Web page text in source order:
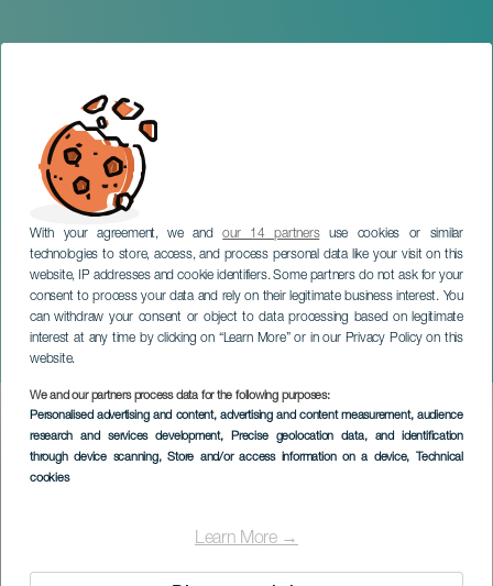
With your agreement, we andour 14 partnersuse cookies or similar
technologies to store, access, and process personal data like your visit on this
website, IP addresses and cookie identifiers. Some partners do not ask for your
consent to process your data and rely on their legitimate business interest. You
can withdraw your consent or object to data processing based on legitimate
interest at any time by clicking on “Learn More” or in our Privacy Policy on this
website.
We and our partners process data for the following purposes:
Personalised advertising and content, advertising and content measurement, audience
research and services development, Precise geolocation data, and identification
through device scanning, Store and/or access information on a device, Technical
cookies
Learn More →
Beschermheiligenfeesten
van San Salvador en Onze-
Lieve-Vrouw van de
Rozenkrans
TENERIFE
Imagen
Listado